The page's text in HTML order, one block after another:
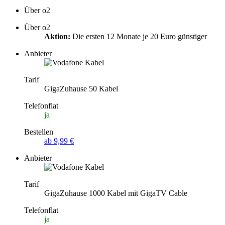
Über o2
Über o2
Aktion: Die ersten 12 Monate je 20 Euro günstiger
Anbieter
Tarif
GigaZuhause 50 Kabel
Telefonflat
ja
Bestellen
ab 9,99 €
Anbieter
Tarif
GigaZuhause 1000 Kabel mit GigaTV Cable
Telefonflat
ja